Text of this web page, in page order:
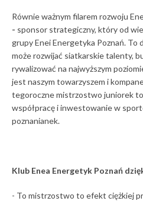
Równie ważnym filarem rozwoju
- sponsor strategiczny, który od
grupy Enei Energetyka Poznań. To
może rozwijać siatkarskie talenty,
rywalizować na najwyższym
jest naszym towarzyszem i
tegoroczne mistrzostwo juniorek
współpracę i inwestowanie w
poznanianek.
Klub Enea Energetyk Poznań
- To mistrzostwo to efekt ciężkiej